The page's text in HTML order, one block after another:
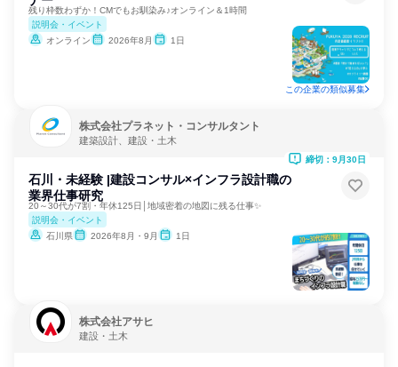
残り枠数わずか！CMでもお馴染み♪オンライン＆1時間
説明会・イベント
オンライン
2026年8月 1日
この企業の類似募集
株式会社プラネット・コンサルタント
建築設計、建設・土木
石川・未経験 |建設コンサル×インフラ設計職の
業界仕事研究
20～30代が7割・年休125日│地域密着の地図に残る仕事✨
説明会・イベント
石川県
2026年8月・9月 1日
締切：9月30日
株式会社アサヒ
建設・土木